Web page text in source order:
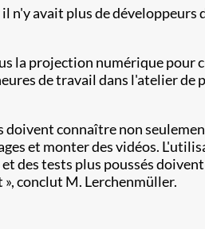
n'y avait plus de
la projection numérique
de travail dans l'atelier
connaître non
et monter des vidéos.
des tests plus poussés
conclut M. Lerchenmüller.